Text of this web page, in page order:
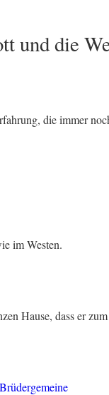
und die
die immer
im Westen.
Hause, dass er